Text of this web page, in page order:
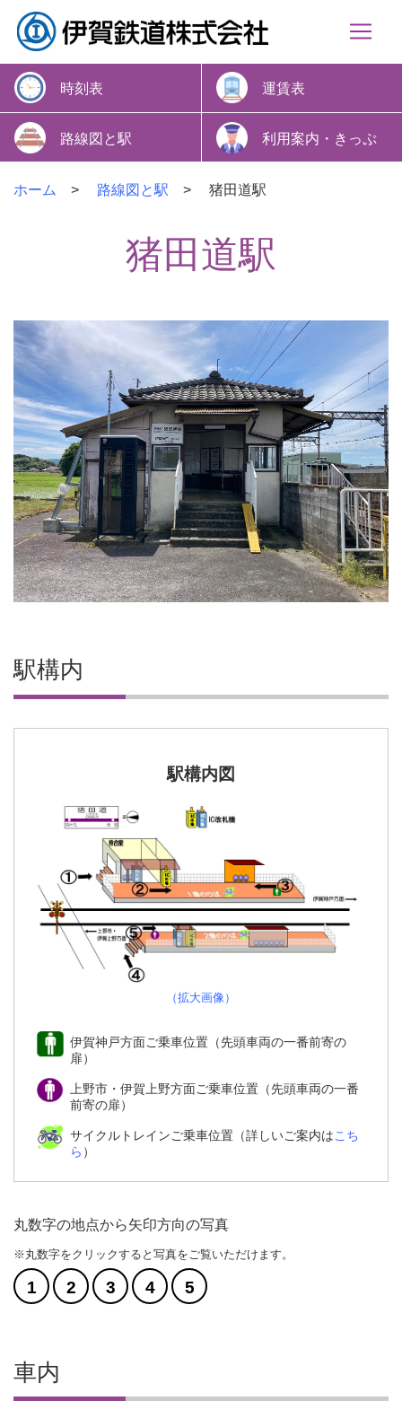
時刻表 運賃表
路線図と駅 利用案内・きっぷ
ホーム 路線図と駅 猪田道駅
猪田道駅
駅構内
駅構内図
（拡大画像）
伊賀神戸方面ご乗車位置（先頭車両の一番前寄の
扉）
上野市・伊賀上野方面ご乗車位置（先頭車両の一番
前寄の扉）
サイクルトレインご乗車位置（詳しいご案内はこち
ら ）
丸数字の地点から矢印方向の写真
※丸数字をクリックすると写真をご覧いただけます。
1 2 3 4 5
車内